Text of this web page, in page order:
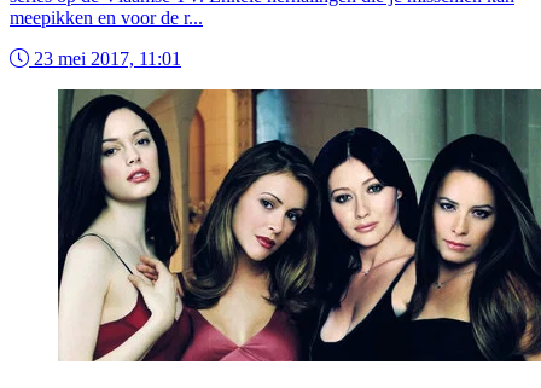
meepikken en voor de r...
23 mei 2017, 11:01